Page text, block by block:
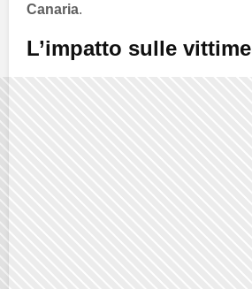
Canaria.
L’impatto sulle vittime